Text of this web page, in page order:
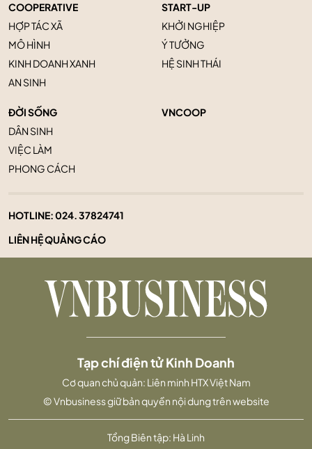
COOPERATIVE
HỢP TÁC XÃ
MÔ HÌNH
KINH DOANH XANH
AN SINH
START-UP
KHỞI NGHIỆP
Ý TƯỞNG
HỆ SINH THÁI
ĐỜI SỐNG
DÂN SINH
VIỆC LÀM
PHONG CÁCH
VNCOOP
HOTLINE:024. 37824741
LIÊN HỆ QUẢNG CÁO
Tổng Biên tập: Hà Linh
Tạp chí điện tử Kinh Doanh
Cơ quan chủ quản: Liên minh HTX Việt Nam
© Vnbusiness giữ bản quyền nội dung trên website